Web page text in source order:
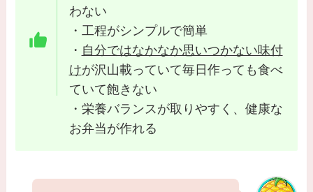
わない
・工程がシンプルで簡単
・ 自分ではなかなか思いつかない味付
けが沢山載っていて毎日作っても食べ
ていて飽きない
・栄養バランスが取りやすく、健康な
お弁当が作れる